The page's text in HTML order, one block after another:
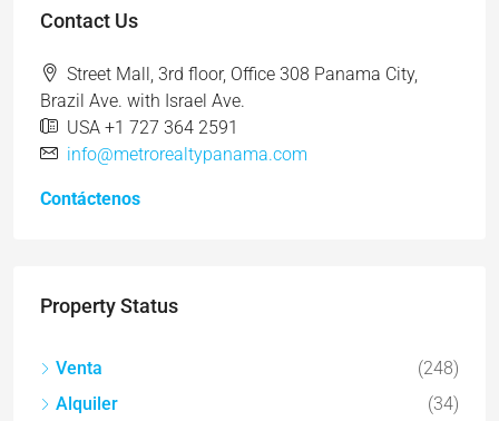
Contact Us
Street Mall, 3rd floor, Office 308 Panama City,
Brazil Ave. with Israel Ave.
USA +1 727 364 2591
info@metrorealtypanama.com
Contáctenos
Property Status
Venta
(248)
Alquiler
(34)